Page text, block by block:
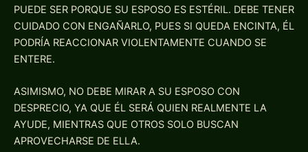
PUEDE SER PORQUE SU ESPOSO ES ESTÉRIL. DEBE TENER
CUIDADO CON ENGAÑARLO, PUES SI QUEDA ENCINTA, ÉL
PODRÍA REACCIONAR VIOLENTAMENTE CUANDO SE
ENTERE.
ASIMISMO, NO DEBE MIRAR A SU ESPOSO CON
DESPRECIO, YA QUE ÉL SERÁ QUIEN REALMENTE LA
AYUDE, MIENTRAS QUE OTROS SOLO BUSCAN
APROVECHARSE DE ELLA.